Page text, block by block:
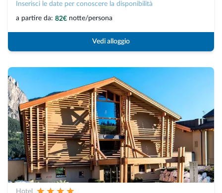
Inserisci le date per conoscere la disponibilità
a partire da: 82€ notte/persona
Vedi alloggio
Hotel